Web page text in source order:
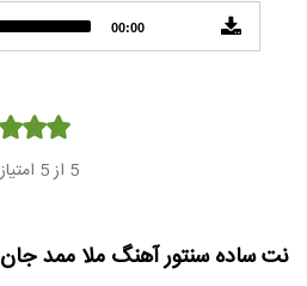
Audio
Player
00:00
5 از 5 امتیاز
نت ساده سنتور آهنگ ملا ممد جان